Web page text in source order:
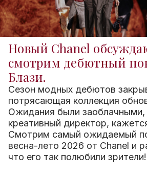
Новый Chanel
смотрим дебютный
Блази.
Сезон модных дебютов
потрясающая коллекция
Ожидания были заоблачными,
креативный директор,
Смотрим самый ожидаемый
весна-лето 2026 от Chanel и
что его так полюбили зрители!